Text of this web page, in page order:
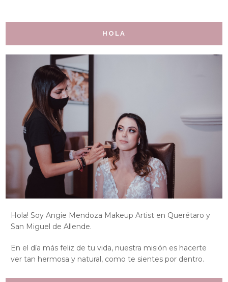
HOLA
Hola! Soy Angie Mendoza Makeup Artist en Querétaro y
San Miguel de Allende.
En el día más feliz de tu vida, nuestra misión es hacerte
ver tan hermosa y natural, como te sientes por dentro.